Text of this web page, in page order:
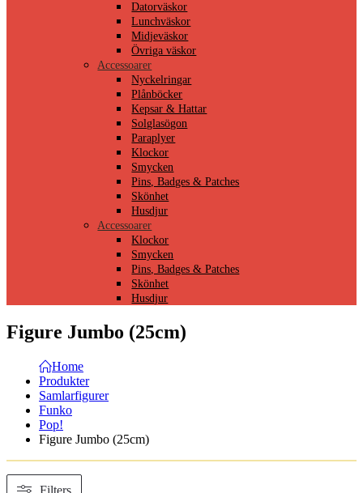
Datorväskor
Lunchväskor
Midjeväskor
Övriga väskor
Accessoarer
Nyckelringar
Plånböcker
Kepsar & Hattar
Solglasögon
Paraplyer
Klockor
Smycken
Pins, Badges & Patches
Skönhet
Husdjur
Accessoarer
Klockor
Smycken
Pins, Badges & Patches
Skönhet
Husdjur
Figure Jumbo (25cm)
Home
Produkter
Samlarfigurer
Funko
Pop!
Figure Jumbo (25cm)